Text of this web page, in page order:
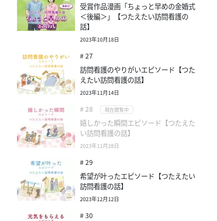
受賞作品漫画「ちょっと早めの金婚式
＜後編＞」【つたえたい訪問看護の
話】
2023年10月18日
# 27
訪問看護のやりがいエピソード【つた
えたい訪問看護の話】
2023年11月14日
# 28 現在閲覧中
嬉しかった瞬間エピソード【つたえた
い訪問看護の話】
2023年11月28日
# 29
希望が叶ったエピソード【つたえたい
訪問看護の話】
2023年12月12日
# 30